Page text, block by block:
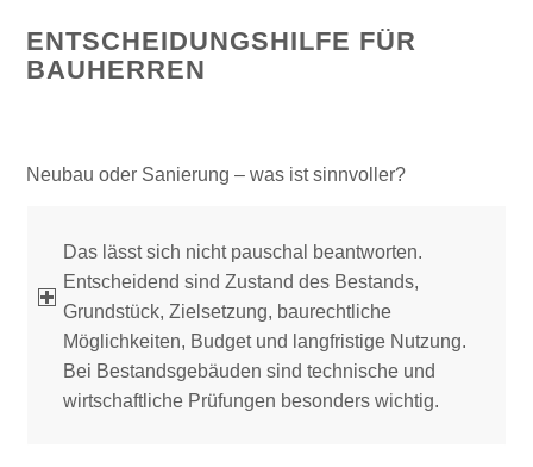
ENTSCHEIDUNGSHILFE FÜR
BAUHERREN
Neubau oder Sanierung – was ist sinnvoller?
Das lässt sich nicht pauschal beantworten.
Entscheidend sind Zustand des Bestands,
Grundstück, Zielsetzung, baurechtliche
Möglichkeiten, Budget und langfristige Nutzung.
Bei Bestandsgebäuden sind technische und
wirtschaftliche Prüfungen besonders wichtig.